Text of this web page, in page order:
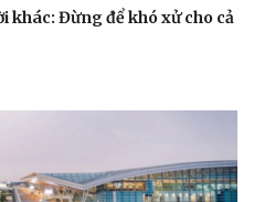
khác: Đừng để khó xử cho cả